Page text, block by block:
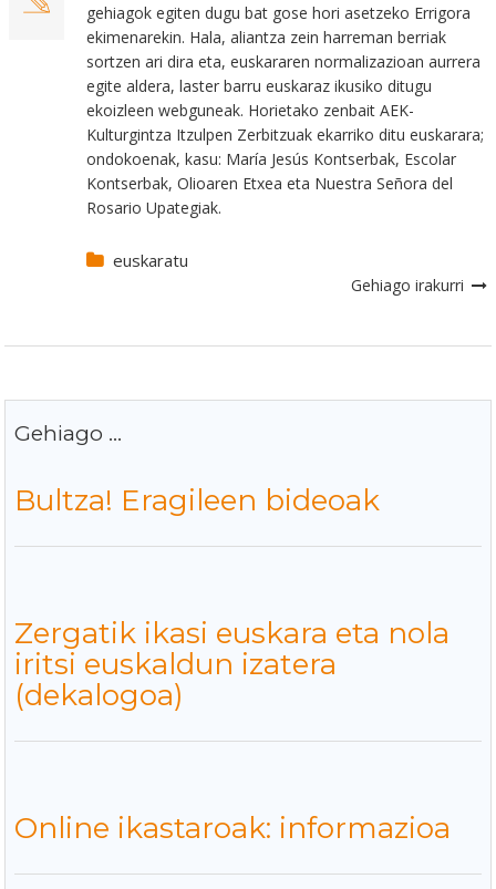
gehiagok egiten dugu bat gose hori asetzeko Errigora
ekimenarekin. Hala, aliantza zein harreman berriak
sortzen ari dira eta, euskararen normalizazioan aurrera
egite aldera, laster barru euskaraz ikusiko ditugu
ekoizleen webguneak. Horietako zenbait AEK-
Kulturgintza Itzulpen Zerbitzuak ekarriko ditu euskarara;
ondokoenak, kasu: María Jesús Kontserbak, Escolar
Kontserbak, Olioaren Etxea eta Nuestra Señora del
Rosario Upategiak.
euskaratu
Gehiago irakurri
Gehiago ...
Bultza! Eragileen bideoak
Zergatik ikasi euskara eta nola
iritsi euskaldun izatera
(dekalogoa)
Online ikastaroak: informazioa